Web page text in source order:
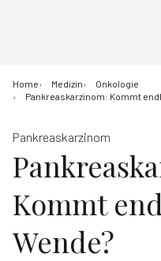
Home Medizin
Onkologie
Pankreaskarzinom: Kommt
Pankreaskarzinom
Kommt
Wende?